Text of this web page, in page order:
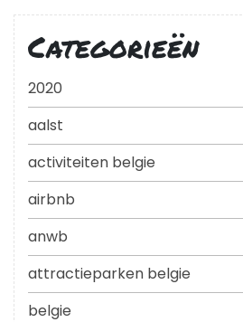
Categorieën
2020
aalst
activiteiten belgie
airbnb
anwb
attractieparken belgie
belgie